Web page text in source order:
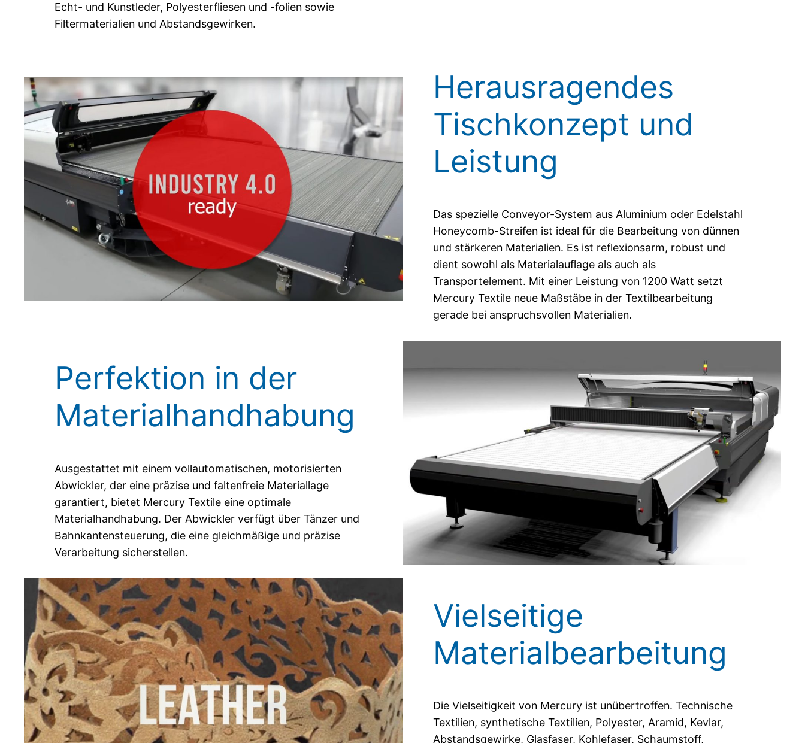
Echt- und Kunstleder, Polyesterfliesen und -folien sowie
Filtermaterialien und Abstandsgewirken.
Herausragendes
Tischkonzept und
Leistung
Das spezielle Conveyor-System aus Aluminium oder Edelstahl
Honeycomb-Streifen ist ideal für die Bearbeitung von dünnen
und stärkeren Materialien. Es ist reflexionsarm, robust und
dient sowohl als Materialauflage als auch als
Transportelement. Mit einer Leistung von 1200 Watt setzt
Mercury Textile neue Maßstäbe in der Textilbearbeitung
gerade bei anspruchsvollen Materialien.
Perfektion in der
Materialhandhabung
Ausgestattet mit einem vollautomatischen, motorisierten
Abwickler, der eine präzise und faltenfreie Materiallage
garantiert, bietet Mercury Textile eine optimale
Materialhandhabung. Der Abwickler verfügt über Tänzer und
Bahnkantensteuerung, die eine gleichmäßige und präzise
Verarbeitung sicherstellen.
Vielseitige
Materialbearbeitung
Die Vielseitigkeit von Mercury ist unübertroffen. Technische
Textilien, synthetische Textilien, Polyester, Aramid, Kevlar,
Abstandsgewirke, Glasfaser, Kohlefaser, Schaumstoff,